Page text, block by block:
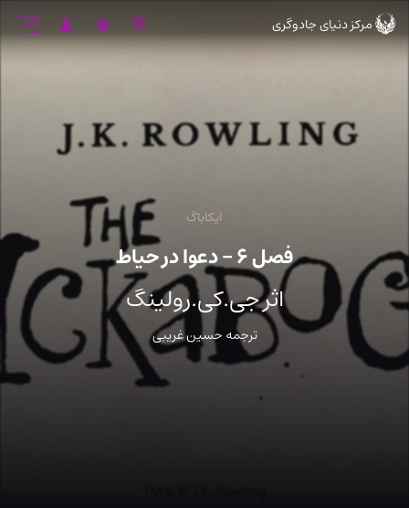
ورود
به
مرکز دنیای جادوگری
ایکاباگ
فصل ۶ – دعوا در حیاط
اثر جی.کی.رولینگ
ترجمه حسین غریبی